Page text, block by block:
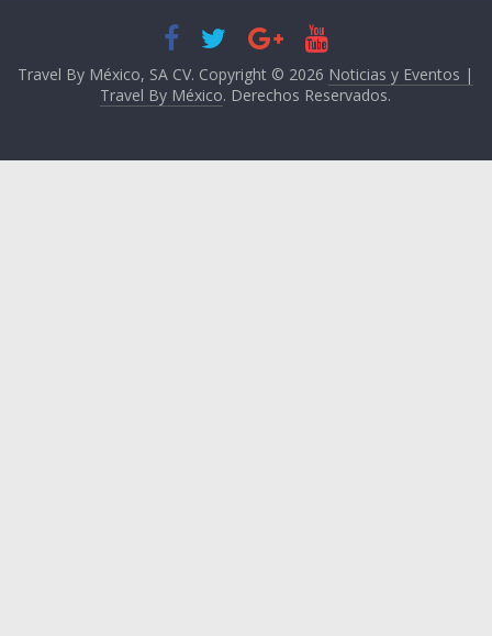
Travel By México, SA CV. Copyright © 2026 Noticias y Eventos |
Travel By México. Derechos Reservados.